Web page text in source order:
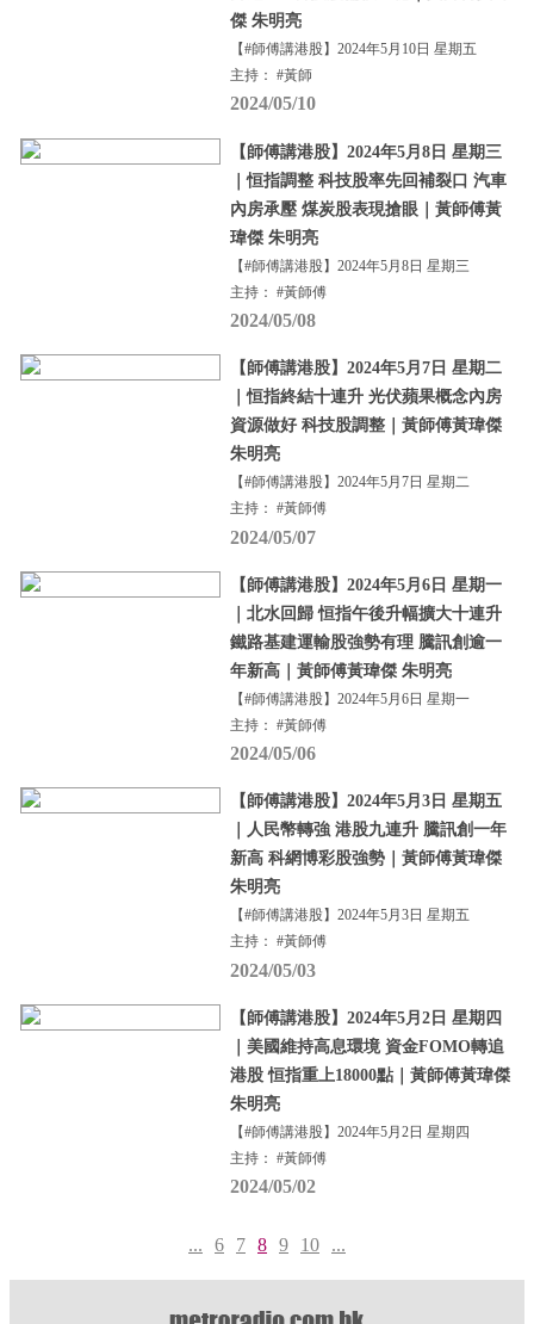
傑 朱明亮
【#師傅講港股】2024年5月10日 星期五
主持： #黃師
2024/05/10
【師傅講港股】2024年5月8日 星期三
｜恒指調整 科技股率先回補裂口 汽車
內房承壓 煤炭股表現搶眼｜黃師傅黃
瑋傑 朱明亮
【#師傅講港股】2024年5月8日 星期三
主持： #黃師傅
2024/05/08
【師傅講港股】2024年5月7日 星期二
｜恒指終結十連升 光伏蘋果概念內房
資源做好 科技股調整｜黃師傅黃瑋傑
朱明亮
【#師傅講港股】2024年5月7日 星期二
主持： #黃師傅
2024/05/07
【師傅講港股】2024年5月6日 星期一
｜北水回歸 恒指午後升幅擴大十連升
鐵路基建運輸股強勢有理 騰訊創逾一
年新高｜黃師傅黃瑋傑 朱明亮
【#師傅講港股】2024年5月6日 星期一
主持： #黃師傅
2024/05/06
【師傅講港股】2024年5月3日 星期五
｜人民幣轉強 港股九連升 騰訊創一年
新高 科網博彩股強勢｜黃師傅黃瑋傑
朱明亮
【#師傅講港股】2024年5月3日 星期五
主持： #黃師傅
2024/05/03
【師傅講港股】2024年5月2日 星期四
｜美國維持高息環境 資金FOMO轉追
港股 恒指重上18000點｜黃師傅黃瑋傑
朱明亮
【#師傅講港股】2024年5月2日 星期四
主持： #黃師傅
2024/05/02
... 6 7 8 9 10 ...